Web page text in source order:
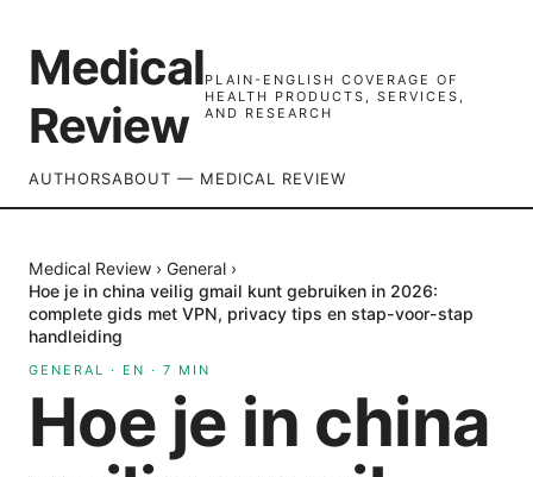
Medical
Review
PLAIN-ENGLISH COVERAGE OF
HEALTH PRODUCTS, SERVICES,
AND RESEARCH
AUTHORSABOUT — MEDICAL REVIEW
Medical Review › General ›
Hoe je in china veilig gmail kunt gebruiken in 2026:
complete gids met VPN, privacy tips en stap-voor-stap
handleiding
GENERAL · EN · 7 MIN
Hoe je in china